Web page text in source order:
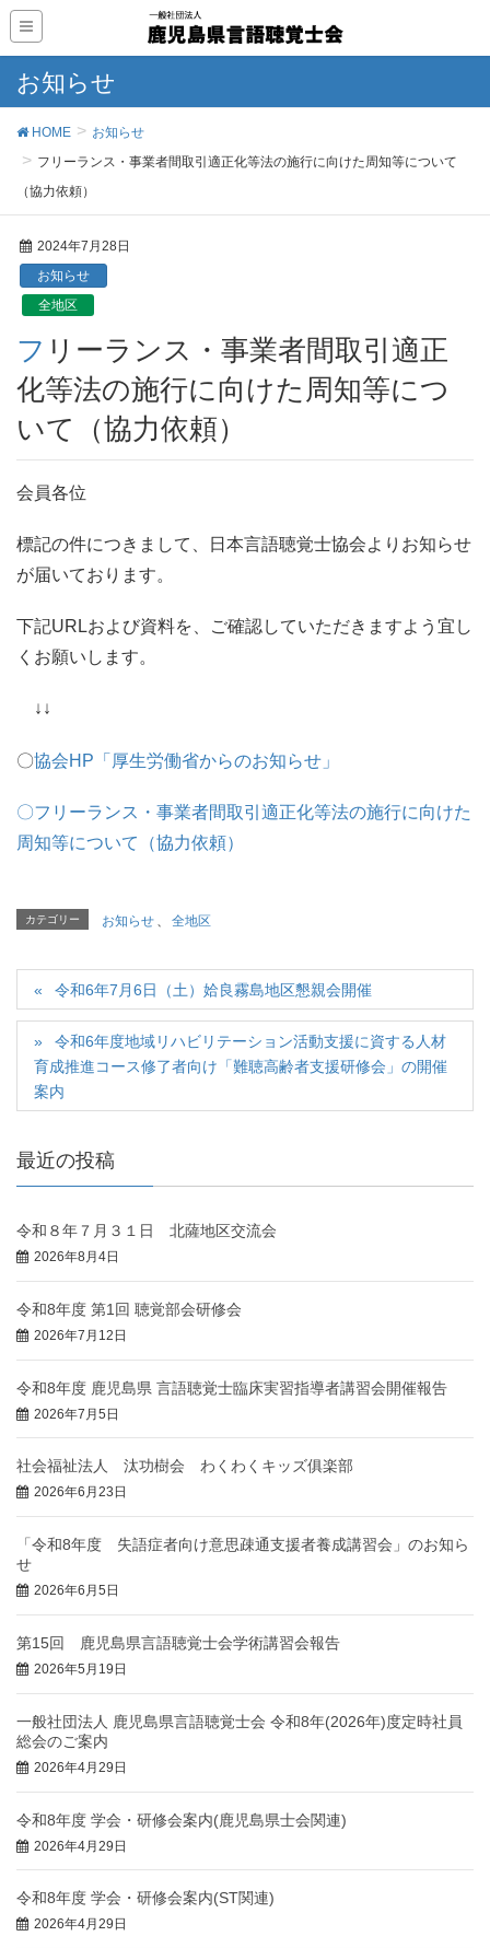
お知らせ
HOME
お知らせ
フリーランス・事業者間取引適正化等法の施行に向けた周知等について
（協力依頼）
2024年7月28日
お知らせ
全地区
フリーランス・事業者間取引適正
化等法の施行に向けた周知等につ
いて（協力依頼）
会員各位
標記の件につきまして、日本言語聴覚士協会よりお知らせ
が届いております。
下記URLおよび資料を、ご確認していただきますよう宜し
くお願いします。
↓↓
〇協会HP「厚生労働省からのお知らせ」
〇フリーランス・事業者間取引適正化等法の施行に向けた
周知等について（協力依頼）
カテゴリー お知らせ 、 全地区
令和6年7月6日（土）姶良霧島地区懇親会開催
令和6年度地域リハビリテーション活動支援に資する人材
育成推進コース修了者向け「難聴高齢者支援研修会」の開催
案内
最近の投稿
令和８年７月３１日 北薩地区交流会
2026年8月4日
令和8年度 第1回 聴覚部会研修会
2026年7月12日
令和8年度 鹿児島県 言語聴覚士臨床実習指導者講習会開催報告
2026年7月5日
社会福祉法人 汰功樹会 わくわくキッズ俱楽部
2026年6月23日
「令和8年度 失語症者向け意思疎通支援者養成講習会」のお知ら
せ
2026年6月5日
第15回 鹿児島県言語聴覚士会学術講習会報告
2026年5月19日
一般社団法人 鹿児島県言語聴覚士会 令和8年(2026年)度定時社員
総会のご案内
2026年4月29日
令和8年度 学会・研修会案内(鹿児島県士会関連)
2026年4月29日
令和8年度 学会・研修会案内(ST関連)
2026年4月29日